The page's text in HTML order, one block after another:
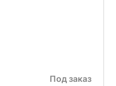
Под заказ